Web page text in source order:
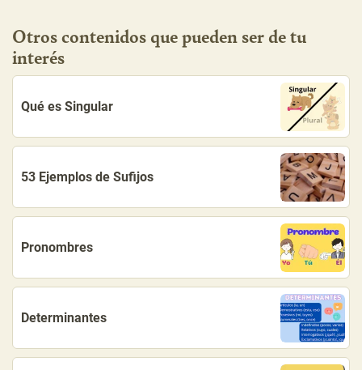
Otros contenidos que pueden ser de tu
interés
Qué es Singular
53 Ejemplos de Sufijos
Pronombres
Determinantes